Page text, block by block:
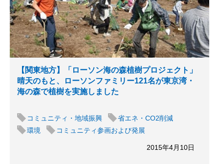
【関東地方】「ローソン海の森植樹プロジェクト」
晴天のもと、ローソンファミリー121名が東京湾・
海の森で植樹を実施しました
コミュニティ・地域振興
省エネ・CO2削減
環境
コミュニティ参画および発展
2015年4月10日